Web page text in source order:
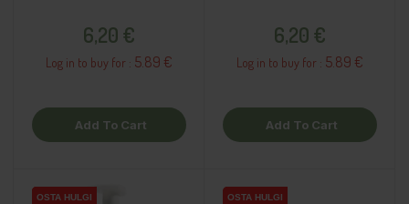
6,20 €
Log in to buy for : 5.89 €
Add To Cart
6,20 €
Log in to buy for : 5.89 €
Add To Cart
OSTA HULGI
OSTA HULGI
OSTA HULGI
OSTA HULGI OSTA HULGI
OSTA HULGI